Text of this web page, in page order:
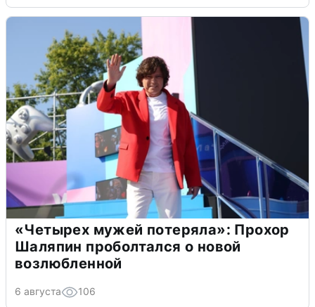
«Четырех мужей потеряла»: Прохор
Шаляпин проболтался о новой
возлюбленной
6 августа 106